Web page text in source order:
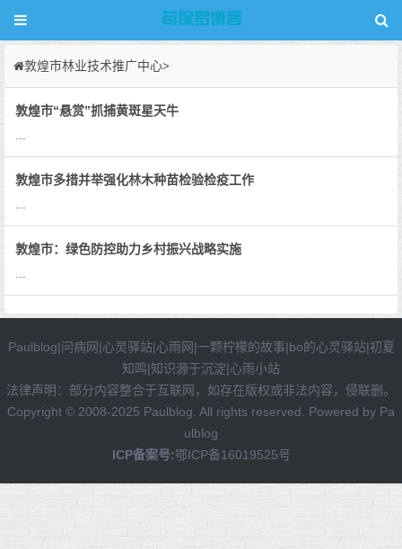
敦煌市林业技术推广中心>
敦煌市“悬赏”抓捕黄斑星天牛
敦煌市多措并举强化林木种苗检验检疫工作
敦煌市：绿色防控助力乡村振兴战略实施
Paulblog|问病网|心灵驿站|心雨网|一颗柠檬的故事|bo的心灵驿站|初夏
知鸣|知识源于沉淀|心雨小站
法律声明：部分内容整合于互联网，如存在版权或非法内容，侵联删。
Copyright © 2008-2025 Paulblog . All rights reserved. Powered by Pa
ulblog
ICP备案号:鄂ICP备16019525号